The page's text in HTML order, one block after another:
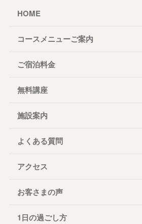
HOME
コースメニューご案内
ご宿泊料金
無料講座
施設案内
よくある質問
アクセス
お客さまの声
1日の過ごし方